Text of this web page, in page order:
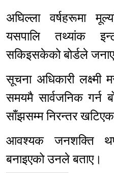
अघिल्ला वर्षहरूमा
यसपालि तथ्यांक
सकिइसकेको बोर्डले
सूचना अधिकारी लक्ष्मी
समयमै सार्वजनिक गर्न
साँझसम्म निरन्तर
आवश्यक जनशक्ति
बनाइएको उनले बताए।